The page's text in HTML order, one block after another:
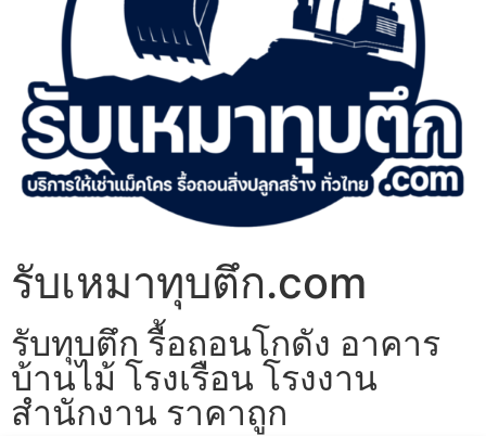
รับเหมาทุบตึก.com
รับทุบตึก รื้อถอนโกดัง อาคาร
บ้านไม้ โรงเรือน โรงงาน
สำนักงาน ราคาถูก